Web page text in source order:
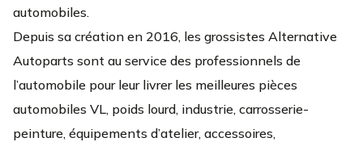
automobiles.
Depuis sa création en 2016, les grossistes Alternative
Autoparts sont au service des professionnels de
l’automobile pour leur livrer les meilleures pièces
automobiles VL, poids lourd, industrie, carrosserie-
peinture, équipements d’atelier, accessoires,